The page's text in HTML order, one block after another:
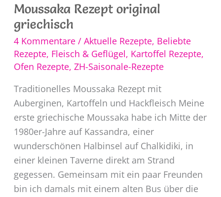
Moussaka Rezept original
griechisch
4 Kommentare / Aktuelle Rezepte, Beliebte
Rezepte, Fleisch & Geflügel, Kartoffel Rezepte,
Ofen Rezepte, ZH-Saisonale-Rezepte
Traditionelles Moussaka Rezept mit
Auberginen, Kartoffeln und Hackfleisch Meine
erste griechische Moussaka habe ich Mitte der
1980er-Jahre auf Kassandra, einer
wunderschönen Halbinsel auf Chalkidiki, in
einer kleinen Taverne direkt am Strand
gegessen. Gemeinsam mit ein paar Freunden
bin ich damals mit einem alten Bus über die